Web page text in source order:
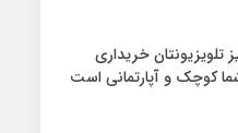
خریداری
شما کوچک و آپارتمانی است